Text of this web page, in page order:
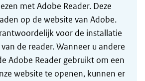
met Adobe Reader. Deze
op de website van Adobe.
voor de installatie
de reader. Wanneer u andere
Adobe Reader gebruikt om een
website te openen, kunnen er